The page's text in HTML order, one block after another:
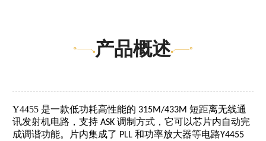
产品概述
Y4455 是一款低功耗高性能的 315M/433M 短距离无线通
讯发射机电路，支持 ASK 调制方式，它可以芯片内自动完
成调谐功能。片内集成了 PLL 和功率放大器等电路Y4455